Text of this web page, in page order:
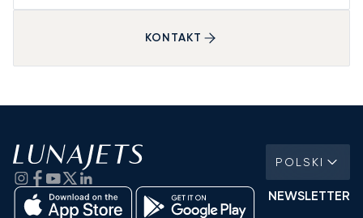
KONTAKT
POLSKI
NEWSLETTER